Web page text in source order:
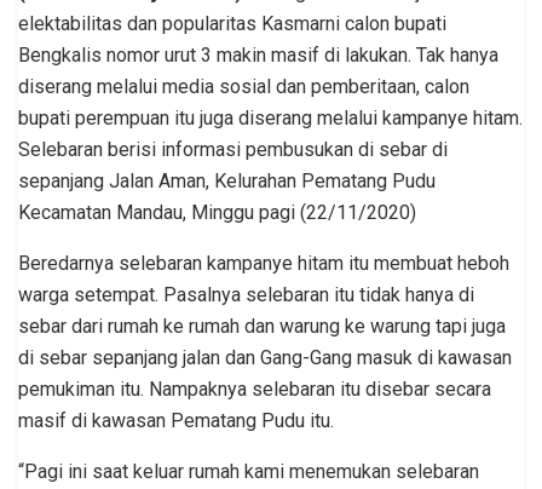
elektabilitas dan popularitas Kasmarni calon bupati
Bengkalis nomor urut 3 makin masif di lakukan. Tak hanya
diserang melalui media sosial dan pemberitaan, calon
bupati perempuan itu juga diserang melalui kampanye hitam.
Selebaran berisi informasi pembusukan di sebar di
sepanjang Jalan Aman, Kelurahan Pematang Pudu
Kecamatan Mandau, Minggu pagi (22/11/2020)
Beredarnya selebaran kampanye hitam itu membuat heboh
warga setempat. Pasalnya selebaran itu tidak hanya di
sebar dari rumah ke rumah dan warung ke warung tapi juga
di sebar sepanjang jalan dan Gang-Gang masuk di kawasan
pemukiman itu. Nampaknya selebaran itu disebar secara
masif di kawasan Pematang Pudu itu.
“Pagi ini saat keluar rumah kami menemukan selebaran